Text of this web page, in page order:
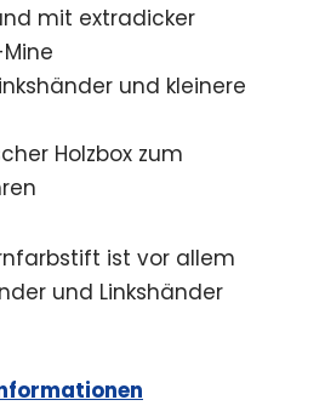
mit extradicker
und kleinere
Holzbox zum
ist vor allem
und Linkshänder